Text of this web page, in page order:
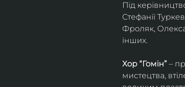
Під
Стефанії
Фроляк,
інших.
Хор “Гомін” –
мистецтва,